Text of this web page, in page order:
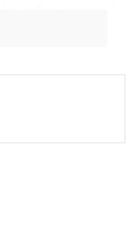
suficiente,
à Polícia
para
à indicação